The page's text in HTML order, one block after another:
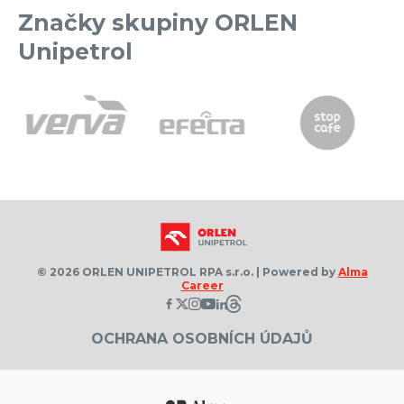
Značky skupiny ORLEN
Unipetrol
© 2026 ORLEN UNIPETROL RPA s.r.o. | Powered by Alma
Career
OCHRANA OSOBNÍCH ÚDAJŮ